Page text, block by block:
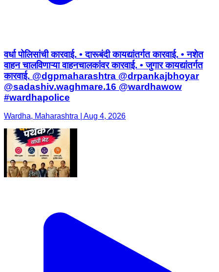
वर्धा पोलिसांची कारवाई. • दारूबंदी कायद्यांतर्गत कारवाई. • नशेत
वाहन चालविणाऱ्या वाहनचालकांवर कारवाई. • जुगार कायद्यांतर्गत
कारवाई. @dgpmaharashtra @drpankajbhoyar
@sadashiv.waghmare.16 @wardhawow
#wardhapolice
Wardha, Maharashtra | Aug 4, 2026